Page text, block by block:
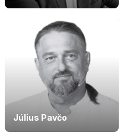
Július Pavčo